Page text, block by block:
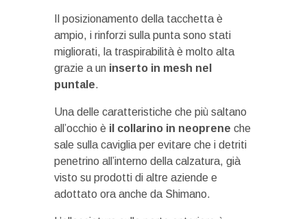
Il posizionamento della tacchetta è
ampio, i rinforzi sulla punta sono stati
migliorati, la traspirabilità è molto alta
grazie a un inserto in mesh nel
puntale.
Una delle caratteristiche che più saltano
all’occhio è il collarino in neoprene che
sale sulla caviglia per evitare che i detriti
penetrino all’interno della calzatura, già
visto su prodotti di altre aziende e
adottato ora anche da Shimano.